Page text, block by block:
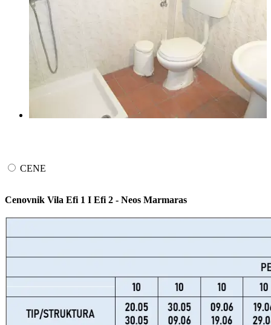
CENE
Cenovnik Vila Efi 1 I Efi 2 - Neos Marmaras